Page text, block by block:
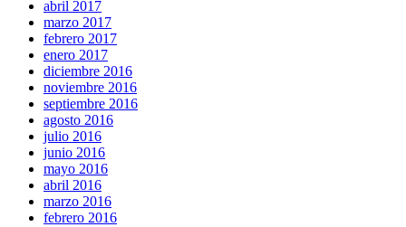
abril 2017
marzo 2017
febrero 2017
enero 2017
diciembre 2016
noviembre 2016
septiembre 2016
agosto 2016
julio 2016
junio 2016
mayo 2016
abril 2016
marzo 2016
febrero 2016